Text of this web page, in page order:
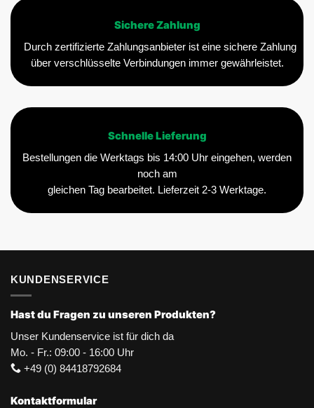
Sichere Zahlung
Durch zertifizierte Zahlungsanbieter ist eine sichere Zahlung
über verschlüsselte Verbindungen immer gewährleistet.
Schnelle Lieferung
Bestellungen die Werktags bis 14:00 Uhr eingehen, werden
noch am
gleichen Tag bearbeitet. Lieferzeit 2-3 Werktage.
KUNDENSERVICE
Hast du Fragen zu unseren Produkten?
Unser Kundenservice ist für dich da
Mo. - Fr.: 09:00 - 16:00 Uhr
+49 (0) 84418792684
Kontaktformular